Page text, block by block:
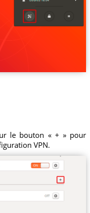
le bouton « + » pour
VPN.